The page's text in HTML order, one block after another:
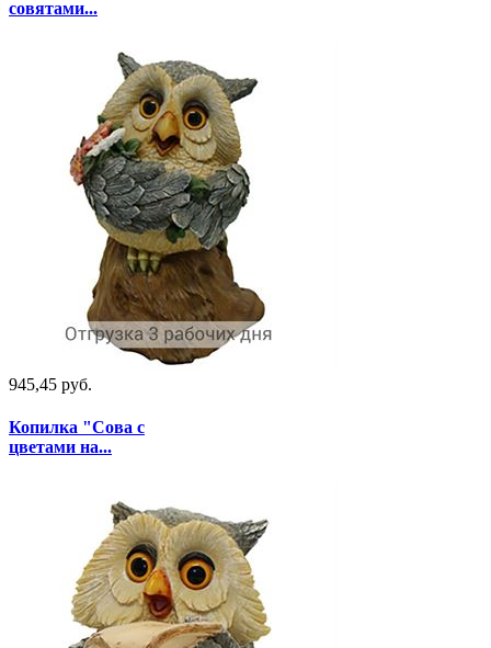
совятами...
945,45 руб.
Копилка "Сова с
цветами на...